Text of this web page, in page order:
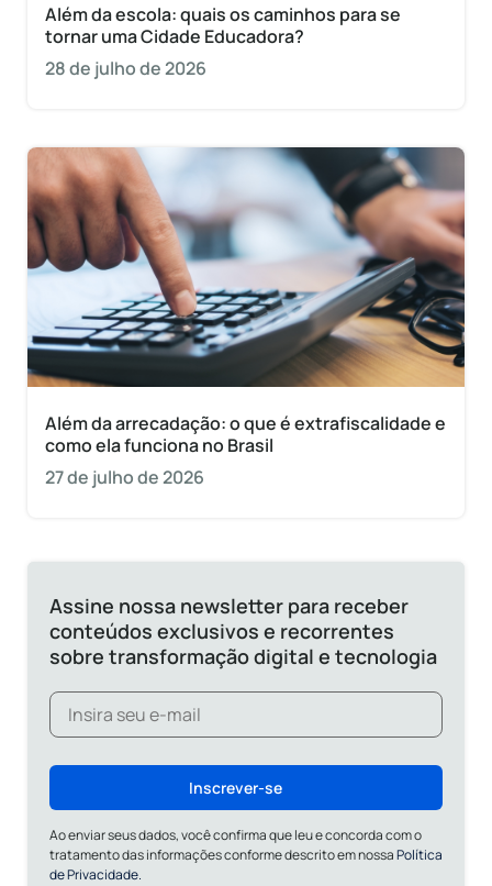
Além da escola: quais os caminhos para se
tornar uma Cidade Educadora?
28 de julho de 2026
Além da arrecadação: o que é extrafiscalidade e
como ela funciona no Brasil
27 de julho de 2026
Assine nossa newsletter para receber
conteúdos exclusivos e recorrentes
sobre transformação digital e tecnologia
Inscrever-se
Ao enviar seus dados, você confirma que leu e concorda com o
tratamento das informações conforme descrito em nossaPolítica
de Privacidade.